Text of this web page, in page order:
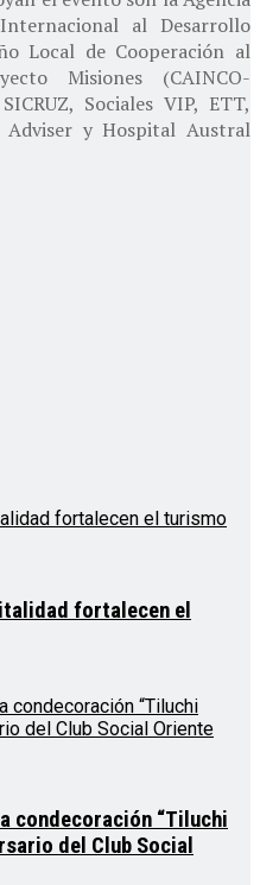
al Desarrollo
Local de Cooperación al
Misiones (CAINCO-
Sociales VIP, ETT,
Adviser y Hospital Austral
fortalecen el
condecoración “Tiluchi
del Club Social